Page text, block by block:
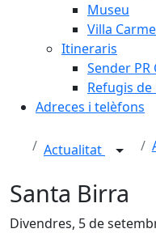
Museu
Villa
Itineraris
Sender PR
Refugis
Adreces i telèfons
Actualitat
Santa Birra
Divendres, 5 de